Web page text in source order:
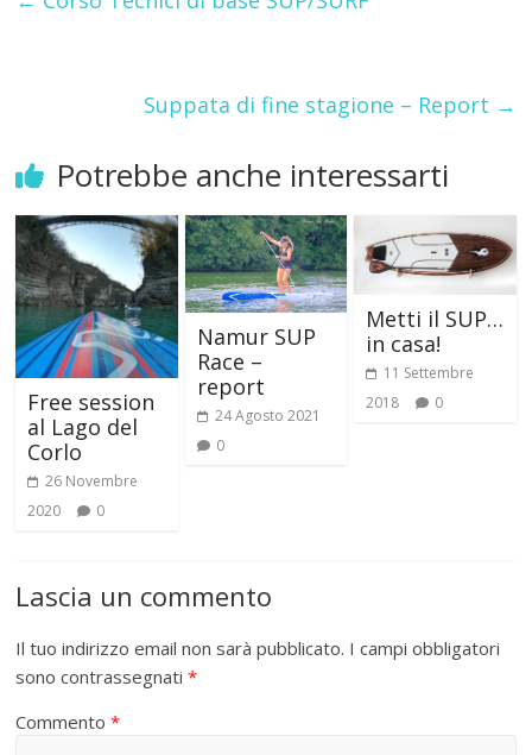
Suppata di fine stagione – Report →
Potrebbe anche interessarti
Free session
al Lago del
Corlo
26 Novembre
2020
0
Namur SUP
Race –
report
24 Agosto 2021
0
Metti il SUP…
in casa!
11 Settembre
2018
0
Lascia un commento
Il tuo indirizzo email non sarà pubblicato. I campi obbligatori
sono contrassegnati*
Commento*